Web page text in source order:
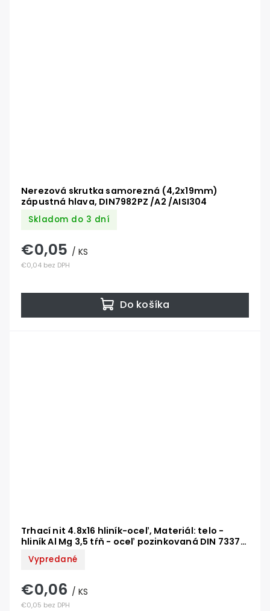
Nerezová skrutka samorezná (4,2x19mm)
zápustná hlava, DIN7982PZ /A2 /AISI304
Skladom do 3 dní
€0,04 bez DPH
€0,05 / KS
Do košíka
Trhací nit 4.8x16 hliník-oceľ, Materiál: telo -
hliník Al Mg 3,5 tŕň - oceľ pozinkovaná DIN 7337
Vypredané
€0,05 bez DPH
€0,06 / KS